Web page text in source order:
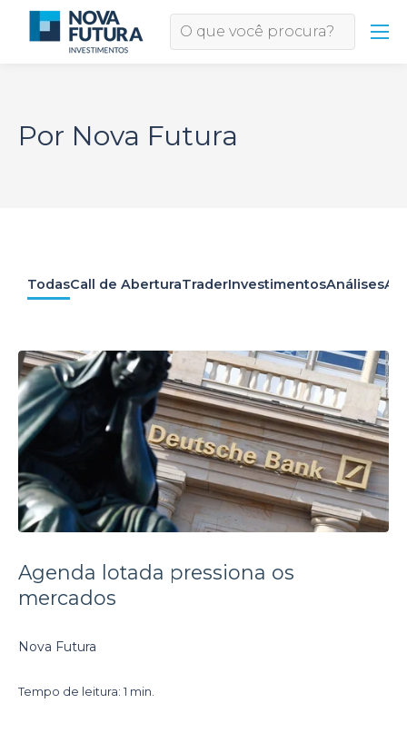
Por Nova Futura
TodasCall de AberturaTraderInvestimentosAnálises
Agenda lotada pressiona os
mercados
Nova Futura
Tempo de leitura: 1 min.